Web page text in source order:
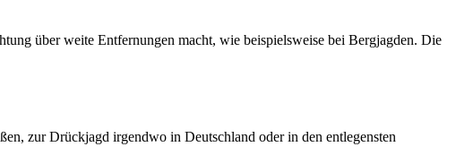
über weite Entfernungen macht, wie beispielsweise bei Bergjagden. Die
zur Drückjagd irgendwo in Deutschland oder in den entlegensten